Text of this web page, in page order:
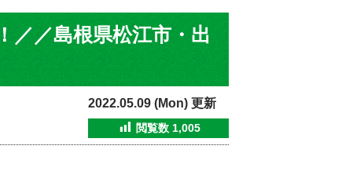
／／島根県松江市・出
2022.05.09 (Mon) 更新
閲覧数 1,005